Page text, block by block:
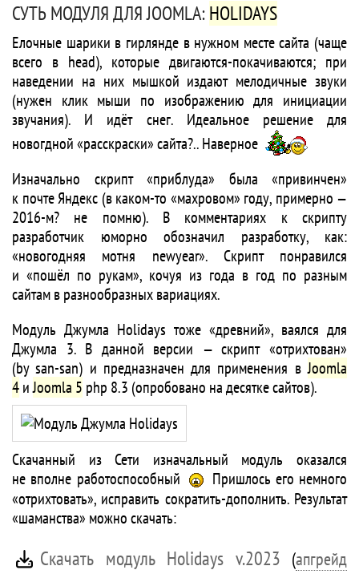
СУТЬ МОДУЛЯ ДЛЯ JOOMLA:HOLIDAYS
Елочные шарики в гирлянде в нужном месте сайта (чаще
всего в head), которые двигаются-покачиваются; при
наведении на них мышкой издают мелодичные звуки
(нужен клик мыши по изображению для инициации
звучания). И идёт снег. Идеальное решение для
новогдной «расскраски» сайта?.. Наверное
Изначально скрипт «приблуда» была «привинчен»
к почте Яндекс (в каком-то «махровом» году, примерно —
2016-м? не помню). В комментариях к скрипту
разработчик юморно обозначил разработку, как:
«новогодняя мотня newyear». Скрипт понравился
и «пошёл по рукам», кочуя из года в год по разным
сайтам в разнообразных вариациях.
Модуль Джумла Holidays тоже «древний», ваялся для
Джумла 3. В данной версии — скрипт «отрихтован»
(by san-san) и предназначен для применения вJoomla
4иJoomla 5 php 8.3 (опробовано на десятке сайтов).
Скачанный из Сети изначальный модуль оказался
не вполне работоспособный
Пришлось его немного
«отрихтовать», исправить сократить-дополнить. Результат
«шаманства» можно скачать:
Cкачать модуль Holidays v.2023 (апгрейд